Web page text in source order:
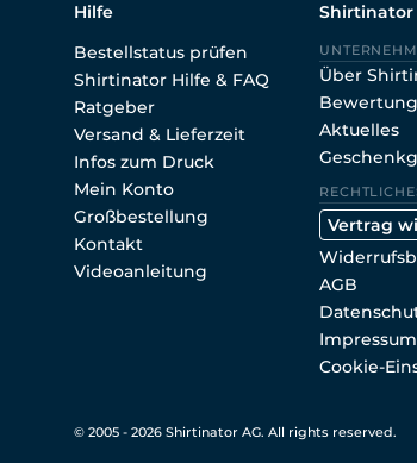
Hilfe
Bestellstatus prüfen
Shirtinator Hilfe & FAQ
Ratgeber
Versand & Lieferzeit
Infos zum Druck
Mein Konto
Großbestellung
Kontakt
Videoanleitung
Shirtinator
Über
Aktuelles
Vertrag
AGB
Impressum
Cookie-
© 2005 - 2026 Shirtinator AG. All rights reserved.